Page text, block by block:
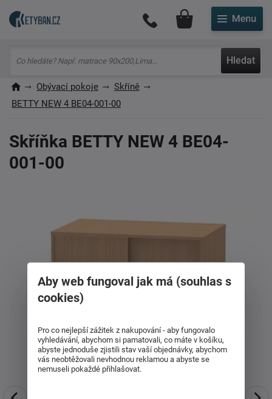
Hledat
Můj účet
Obývací pokoje
Skříně
BETTY NEW 4 BE04-001-00
Skříňka BETTY NEW 4 BE04-
001-00
Aby web fungoval jak má (souhlas s
cookies)
Pro co nejlepší zážitek z nakupování - aby fungovalo
vyhledávání, abychom si pamatovali, co máte v košíku,
abyste jednoduše zjistili stav vaší objednávky, abychom
vás neobtěžovali nevhodnou reklamou a abyste se
nemuseli pokaždé přihlašovat.